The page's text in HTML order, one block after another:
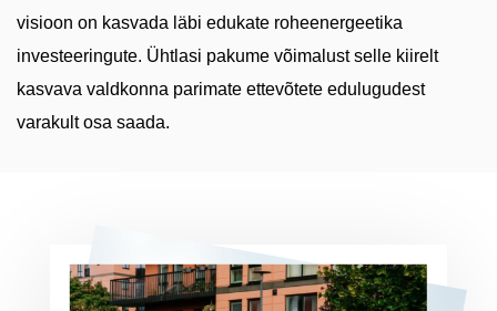
visioon on kasvada läbi edukate roheenergeetika
investeeringute. Ühtlasi pakume võimalust selle kiirelt
kasvava valdkonna parimate ettevõtete edulugudest
varakult osa saada.